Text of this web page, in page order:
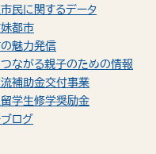
民に関するデータ
都市
魅力発信
ながる親子のための情報
補助金交付事業
学生修学奨励金
ログ